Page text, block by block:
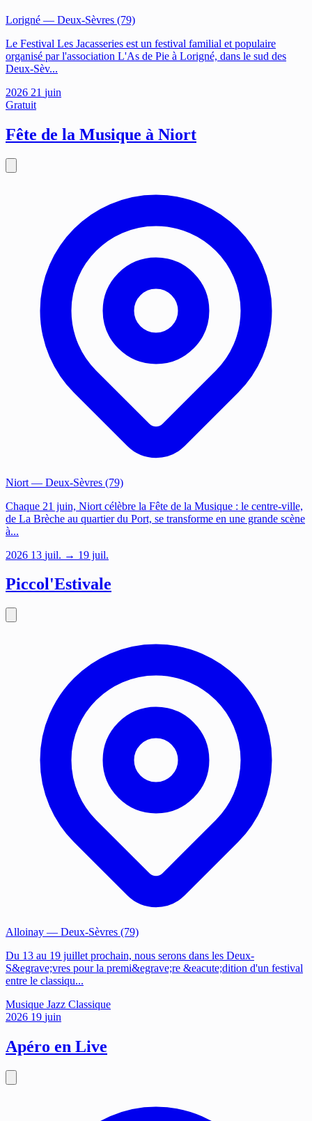
Lorigné — Deux-Sèvres (79)
Le Festival Les Jacasseries est un festival familial et populaire
organisé par l'association L'As de Pie à Lorigné, dans le sud des
Deux-Sèv...
2026 21 juin
Gratuit
Fête de la Musique à Niort
Niort — Deux-Sèvres (79)
Chaque 21 juin, Niort célèbre la Fête de la Musique : le centre-ville,
de La Brèche au quartier du Port, se transforme en une grande scène
à...
2026 13 juil. → 19 juil.
Piccol'Estivale
Alloinay — Deux-Sèvres (79)
Du 13 au 19 juillet prochain, nous serons dans les Deux-
S&egrave;vres pour la premi&egrave;re &eacute;dition d'un festival
entre le classiqu...
Musique Jazz Classique
2026 19 juin
Apéro en Live